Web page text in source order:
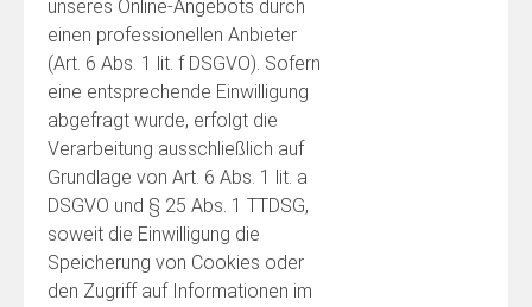
unseres Online-Angebots durch
einen professionellen Anbieter
(Art. 6 Abs. 1 lit. f DSGVO). Sofern
eine entsprechende Einwilligung
abgefragt wurde, erfolgt die
Verarbeitung ausschließlich auf
Grundlage von Art. 6 Abs. 1 lit. a
DSGVO und § 25 Abs. 1 TTDSG,
soweit die Einwilligung die
Speicherung von Cookies oder
den Zugriff auf Informationen im